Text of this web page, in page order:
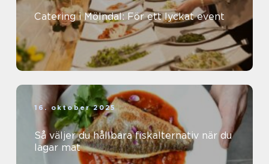
Catering i Mölndal: För ett lyckat event
16. oktober 2025
Så väljer du hållbara fiskalternativ när du
lagar mat